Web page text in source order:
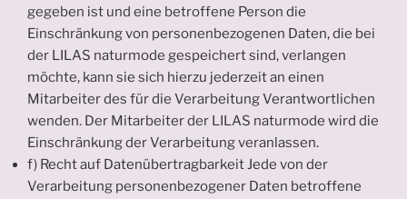
gegeben ist und eine betroffene Person die
Einschränkung von personenbezogenen Daten, die bei
der LILAS naturmode gespeichert sind, verlangen
möchte, kann sie sich hierzu jederzeit an einen
Mitarbeiter des für die Verarbeitung Verantwortlichen
wenden. Der Mitarbeiter der LILAS naturmode wird die
Einschränkung der Verarbeitung veranlassen.
f) Recht auf Datenübertragbarkeit Jede von der
Verarbeitung personenbezogener Daten betroffene